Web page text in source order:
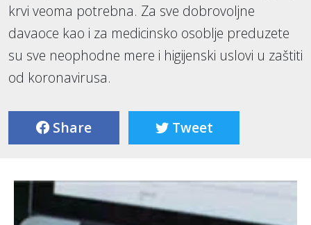
krvi veoma potrebna. Za sve dobrovoljne
davaoce kao i za medicinsko osoblje preduzete
su sve neophodne mere i higijenski uslovi u zaštiti
od koronavirusa.
Share Tweet